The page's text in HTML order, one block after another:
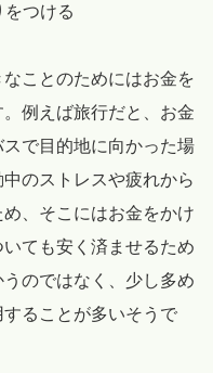
つける
ことのためにはお金を
例えば旅行だと、お金
で目的地に向かった場
のストレスや疲れから
、そこにはお金をかけ
ても安く済ませるため
のではなく、少し多め
ることが多いそうで